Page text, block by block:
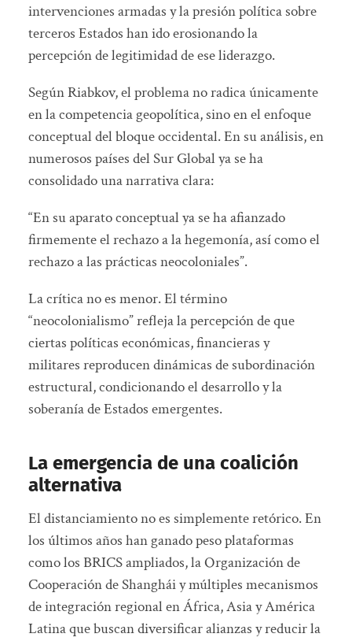
intervenciones armadas y la presión política sobre
terceros Estados han ido erosionando la
percepción de legitimidad de ese liderazgo.
Según Riabkov, el problema no radica únicamente
en la competencia geopolítica, sino en el enfoque
conceptual del bloque occidental. En su análisis, en
numerosos países del Sur Global ya se ha
consolidado una narrativa clara:
“En su aparato conceptual ya se ha afianzado
firmemente el rechazo a la hegemonía, así como el
rechazo a las prácticas neocoloniales”.
La crítica no es menor. El término
“neocolonialismo” refleja la percepción de que
ciertas políticas económicas, financieras y
militares reproducen dinámicas de subordinación
estructural, condicionando el desarrollo y la
soberanía de Estados emergentes.
La emergencia de una coalición
alternativa
El distanciamiento no es simplemente retórico. En
los últimos años han ganado peso plataformas
como los BRICS ampliados, la Organización de
Cooperación de Shanghái y múltiples mecanismos
de integración regional en África, Asia y América
Latina que buscan diversificar alianzas y reducir la